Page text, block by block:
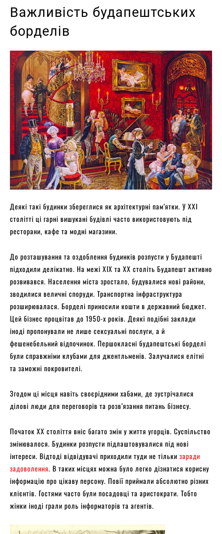
Важливість будапештських
борделів
Деякі такі будинки збереглися як архітектурні пам’ятки. У XXI
столітті ці гарні вишукані будівлі часто використовують під
ресторани, кафе та модні магазини.
До розташування та оздоблення будинків розпусти у Будапешті
підходили делікатно. На межі ХІХ та XX століть Будапешт активно
розвивався. Населення міста зростало, будувалися нові райони,
зводилися величні споруди. Транспортна інфраструктура
розширювалася. Борделі приносили кошти в державний бюджет.
Цей бізнес процвітав до 1950-х років. Деякі подібні заклади
іноді пропонували не лише сексуальні послуги, а й
фешенебельний відпочинок. Першокласні будапештські борделі
були справжніми клубами для джентльменів. Залучалися елітні
та заможні покровителі.
Згодом ці місця навіть своєрідними хабами, де зустрічалися
ділові люди для переговорів та розв’язання питань бізнесу.
Початок XX століття вніс багато змін у життя угорців. Суспільство
змінювалося. Будинки розпусти підлаштовувалися під нові
інтереси. Відтоді відвідувачі приходили туди не тільки заради
задоволення. В таких місцях можна було легко дізнатися корисну
інформацію про цікаву персону. Повії приймали абсолютно різних
клієнтів. Гостями часто були посадовці та аристократи. Тобто
жінки іноді грали роль інформаторів та агентів.